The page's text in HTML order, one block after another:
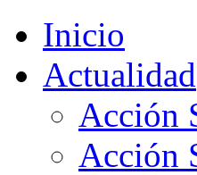
Inicio
Actualidad
Acción
Acción